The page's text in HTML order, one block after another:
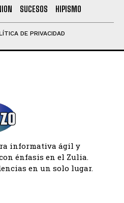
SUCESOS HIPISMO
DE PRIVACIDAD
informativa ágil y
énfasis en el Zulia.
en un solo lugar.